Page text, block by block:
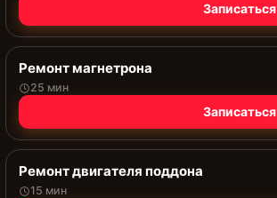
Записаться
Ремонт магнетрона
25 мин
Записаться
Ремонт двигателя поддона
15 мин